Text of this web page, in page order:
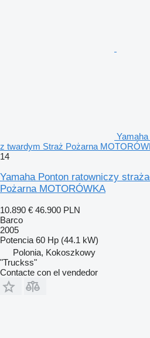
z twardym Straż Pożarna
14
Yamaha Ponton ratowniczy
Pożarna MOTORÓWKA
10.890 € 46.900 PLN
Barco
2005
Potencia 60 Hp (44.1 kW)
Polonia, Kokoszkowy
"Truckss"
Contacte con el vendedor